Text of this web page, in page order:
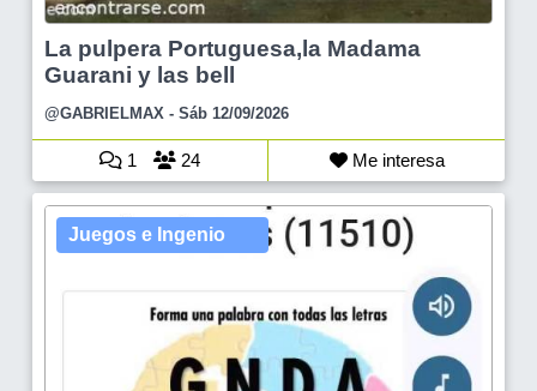
La pulpera Portuguesa,la Madama
Guarani y las bell
@GABRIELMAX - Sáb 12/09/2026
1 24 Me interesa
Juegos e Ingenio